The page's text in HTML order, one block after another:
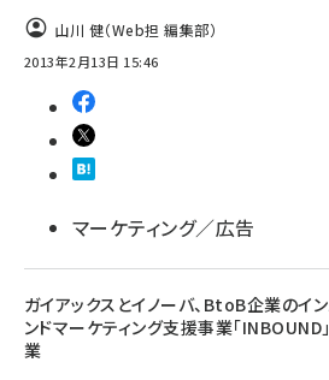
山川 健（Web担 編集部）
2013年2月13日 15:46
マーケティング／広告
ガイアックスとイノーバ、BtoB企業のイ
ンドマーケティング支援事業「INBOUND
業